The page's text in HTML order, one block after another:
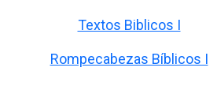
Textos Biblicos I
Rompecabezas Bíblicos I